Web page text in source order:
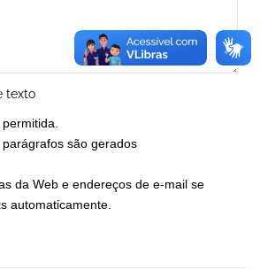
texto
são gerados
da Web e endereços de e-mail se
automaticamente.